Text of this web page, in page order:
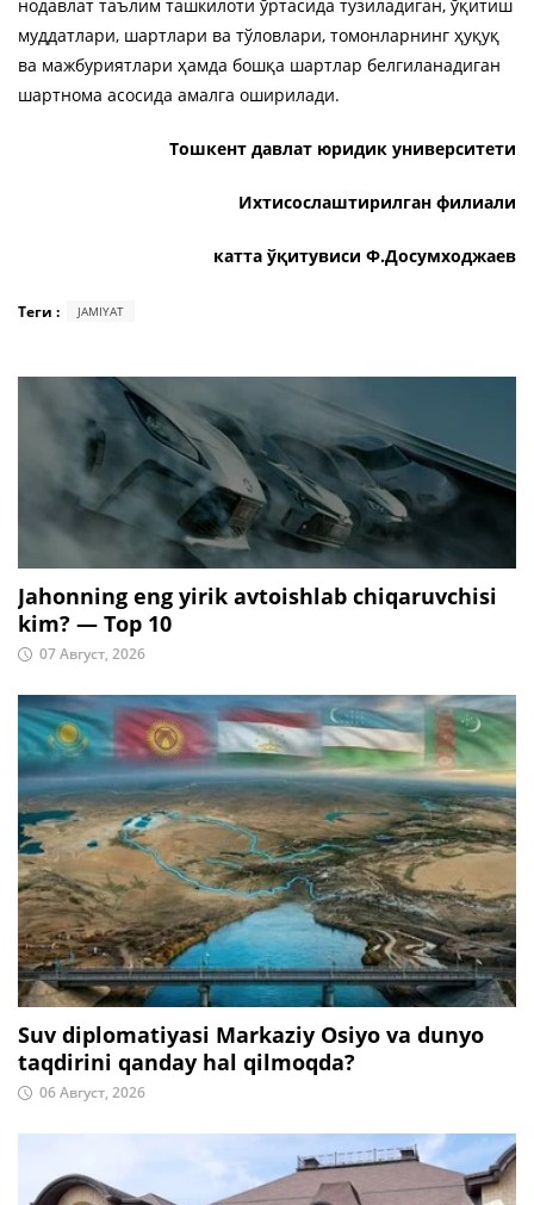
нодавлат таълим ташкилоти ўртасида тузиладиган, ўқитиш
муддатлари, шартлари ва тўловлари, томонларнинг ҳуқуқ
ва мажбуриятлари ҳамда бошқа шартлар белгиланадиган
шартнома асосида амалга оширилади.
Тошкент давлат юридик университети
Ихтисослаштирилган филиали
катта ўқитувиси Ф.Досумходжаев
Теги : JAMIYAT
Jahonning eng yirik avtoishlab chiqaruvchisi
kim? — Top 10
07 Август, 2026
Suv diplomatiyasi Markaziy Osiyo va dunyo
taqdirini qanday hal qilmoqda?
06 Август, 2026